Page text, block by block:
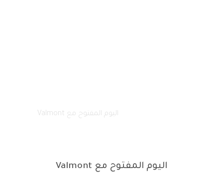
اليوم المفتوح مع Valmont
اليوم المفتوح مع Valmont